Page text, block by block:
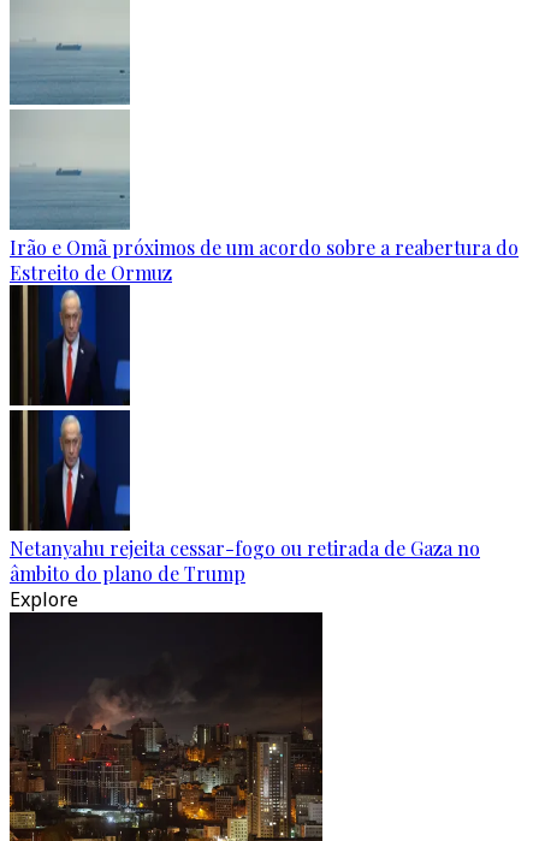
Irão e Omã próximos de um acordo sobre a reabertura do
Estreito de Ormuz
Netanyahu rejeita cessar-fogo ou retirada de Gaza no
âmbito do plano de Trump
Explore